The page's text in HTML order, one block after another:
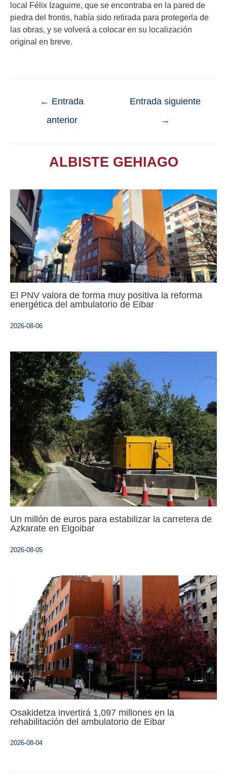
local Félix Izaguirre, que se encontraba en la pared de
piedra del frontis, había sido retirada para protegerla de
las obras, y se volverá a colocar en su localización
original en breve.
← Entrada
anterior
Entrada siguiente
→
ALBISTE GEHIAGO
El PNV valora de forma muy positiva la reforma
energética del ambulatorio de Eibar
2026-08-06
Un millón de euros para estabilizar la carretera de
Azkarate en Elgoibar
2026-08-05
Osakidetza invertirá 1,097 millones en la
rehabilitación del ambulatorio de Eibar
2026-08-04